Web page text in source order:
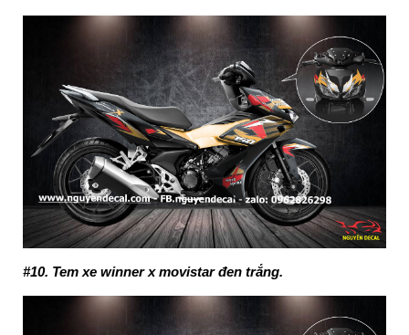
#10. Tem xe winner x movistar đen trắng.